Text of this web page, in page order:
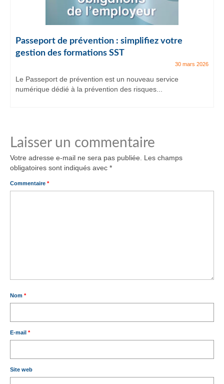
Passeport de prévention : simplifiez votre
gestion des formations SST
30 mars 2026
Le Passeport de prévention est un nouveau service
numérique dédié à la prévention des risques...
Laisser un commentaire
Votre adresse e-mail ne sera pas publiée.
Les champs
obligatoires sont indiqués avec *
Commentaire *
Nom *
E-mail *
Site web